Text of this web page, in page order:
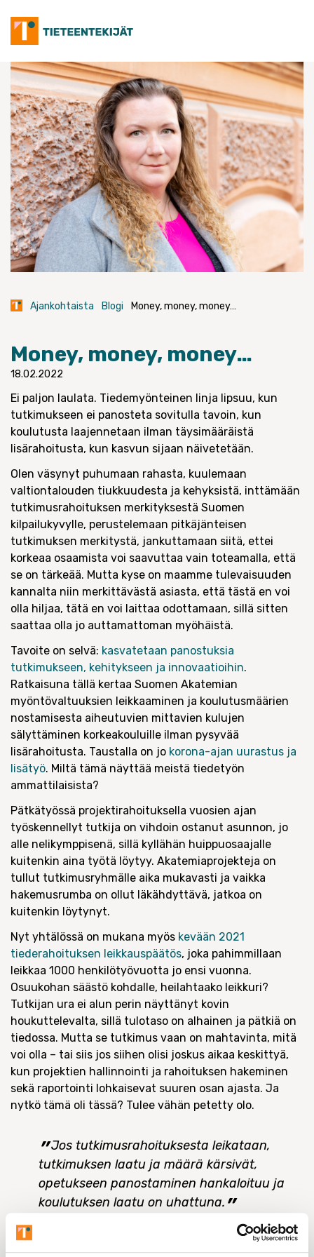
content
Ajankohtaista Blogi Money, money, money…
Money, money, money…
18.02.2022
Ei paljon laulata. Tiedemyönteinen linja lipsuu, kun
tutkimukseen ei panosteta sovitulla tavoin, kun
koulutusta laajennetaan ilman täysimääräistä
lisärahoitusta, kun kasvun sijaan näivetetään.
Olen väsynyt puhumaan rahasta, kuulemaan
valtiontalouden tiukkuudesta ja kehyksistä, inttämään
tutkimusrahoituksen merkityksestä Suomen
kilpailukyvylle, perustelemaan pitkäjänteisen
tutkimuksen merkitystä, jankuttamaan siitä, ettei
korkeaa osaamista voi saavuttaa vain toteamalla, että
se on tärkeää. Mutta kyse on maamme tulevaisuuden
kannalta niin merkittävästä asiasta, että tästä en voi
olla hiljaa, tätä en voi laittaa odottamaan, sillä sitten
saattaa olla jo auttamattoman myöhäistä.
Tavoite on selvä: kasvatetaan panostuksia
tutkimukseen, kehitykseen ja innovaatioihin.
Ratkaisuna tällä kertaa Suomen Akatemian
myöntövaltuuksien leikkaaminen ja koulutusmäärien
nostamisesta aiheutuvien mittavien kulujen
sälyttäminen korkeakouluille ilman pysyvää
lisärahoitusta. Taustalla on jo korona-ajan uurastus ja
lisätyö. Miltä tämä näyttää meistä tiedetyön
ammattilaisista?
Pätkätyössä projektirahoituksella vuosien ajan
työskennellyt tutkija on vihdoin ostanut asunnon, jo
alle nelikymppisenä, sillä kyllähän huippuosaajalle
kuitenkin aina työtä löytyy. Akatemiaprojekteja on
tullut tutkimusryhmälle aika mukavasti ja vaikka
hakemusrumba on ollut läkähdyttävä, jatkoa on
kuitenkin löytynyt.
Nyt yhtälössä on mukana myös kevään 2021
tiederahoituksen leikkauspäätös, joka pahimmillaan
leikkaa 1000 henkilötyövuotta jo ensi vuonna.
Osuukohan säästö kohdalle, heilahtaako leikkuri?
Tutkijan ura ei alun perin näyttänyt kovin
houkuttelevalta, sillä tulotaso on alhainen ja pätkiä on
tiedossa. Mutta se tutkimus vaan on mahtavinta, mitä
voi olla – tai siis jos siihen olisi joskus aikaa keskittyä,
kun projektien hallinnointi ja rahoituksen hakeminen
sekä raportointi lohkaisevat suuren osan ajasta. Ja
nytkö tämä oli tässä? Tulee vähän petetty olo.
Jos tutkimusrahoituksesta leikataan,
tutkimuksen laatu ja määrä kärsivät,
opetukseen panostaminen hankaloituu ja
koulutuksen laatu on uhattuna.
Yliopistonlehtorina vakituisessa pestissä työskentelevä